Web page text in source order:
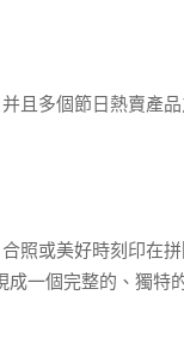
且多個節日熱賣產品
照或美好時刻印在
一個完整的、獨特